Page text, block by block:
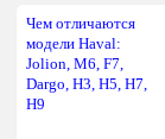
Чем отличаются
модели Haval:
Jolion, M6, F7,
Dargo, H3, H5, H7,
H9